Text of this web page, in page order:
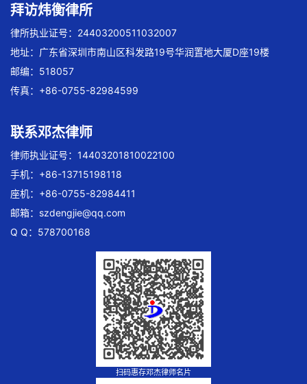
拜访炜衡律所
律所执业证号：24403200511032007
地址：广东省深圳市南山区科发路19号华润置地大厦D座19楼
邮编：518057
传真：+86-0755-82984599
联系邓杰律师
律师执业证号：14403201810022100
手机：+86-13715198118
座机：+86-0755-82984411
邮箱： szdengjie@qq.com
Q Q：578700168
扫码惠存邓杰律师名片